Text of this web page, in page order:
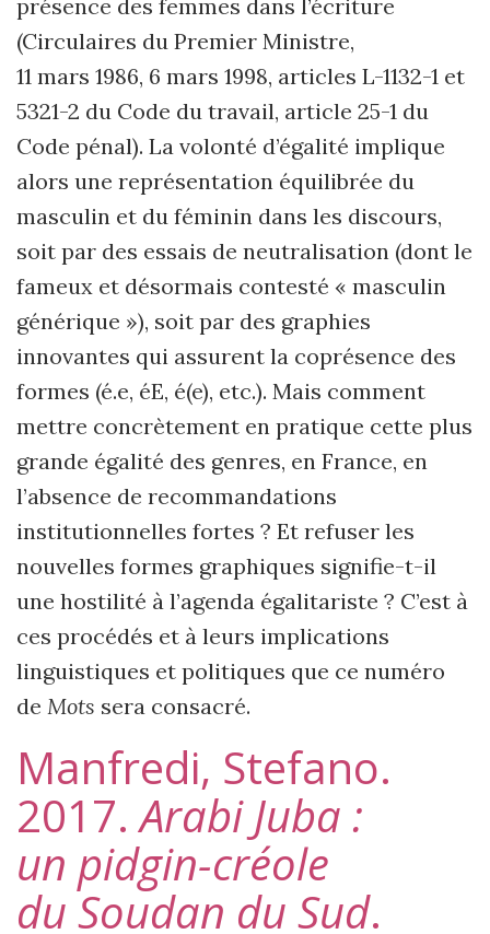
présence des femmes dans l’écriture
(Circulaires du Premier Ministre,
11 mars 1986, 6 mars 1998, articles L-1132-1 et
5321-2 du Code du travail, article 25-1 du
Code pénal). La volonté d’égalité implique
alors une représentation équilibrée du
masculin et du féminin dans les discours,
soit par des essais de neutralisation (dont le
fameux et désormais contesté « masculin
générique »), soit par des graphies
innovantes qui assurent la coprésence des
formes (é.e, éE, é(e), etc.). Mais comment
mettre concrètement en pratique cette plus
grande égalité des genres, en France, en
l’absence de recommandations
institutionnelles fortes ? Et refuser les
nouvelles formes graphiques signifie-t-il
une hostilité à l’agenda égalitariste ? C’est à
ces procédés et à leurs implications
linguistiques et politiques que ce numéro
de Mots sera consacré.
Manfredi, Stefano.
2017.Arabi Juba :
un pidgin-créole
du Soudan du Sud.